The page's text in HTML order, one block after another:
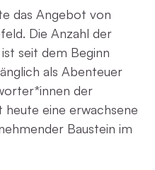
das Angebot von
Die Anzahl der
seit dem Beginn
als Abenteuer
der
heute eine erwachsene
Baustein im